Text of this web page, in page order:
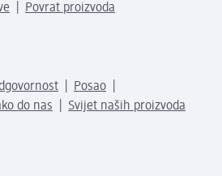
Povrat proizvoda
Posao
do nas Svijet naših proizvoda